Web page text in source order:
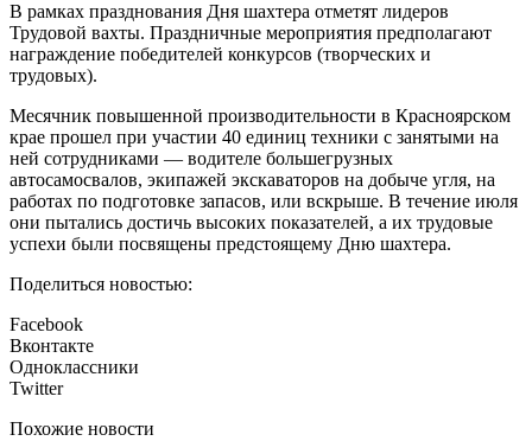
В рамках празднования Дня шахтера отметят лидеров
Трудовой вахты. Праздничные мероприятия предполагают
награждение победителей конкурсов (творческих и
трудовых).
Месячник повышенной производительности в Красноярском
крае прошел при участии 40 единиц техники с занятыми на
ней сотрудниками — водителе большегрузных
автосамосвалов, экипажей экскаваторов на добыче угля, на
работах по подготовке запасов, или вскрыше. В течение июля
они пытались достичь высоких показателей, а их трудовые
успехи были посвящены предстоящему Дню шахтера.
Поделиться новостью:
Facebook
Вконтакте
Одноклассники
Twitter
Похожие новости